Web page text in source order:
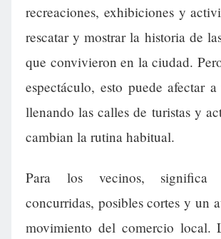
recreaciones, exhibiciones y
rescatar y mostrar la historia de
que convivieron en la ciudad.
espectáculo, esto puede afectar
llenando las calles de turistas y
cambian la rutina habitual.
Para los vecinos, significa
concurridas, posibles cortes y un
movimiento del comercio local.